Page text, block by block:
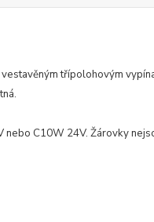
třípolohovým
C10W 24V. Žárovky